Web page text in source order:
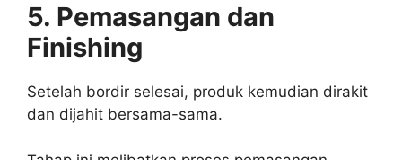
5. Pemasangan dan
Finishing
Setelah bordir selesai, produk kemudian dirakit
dan dijahit bersama-sama.